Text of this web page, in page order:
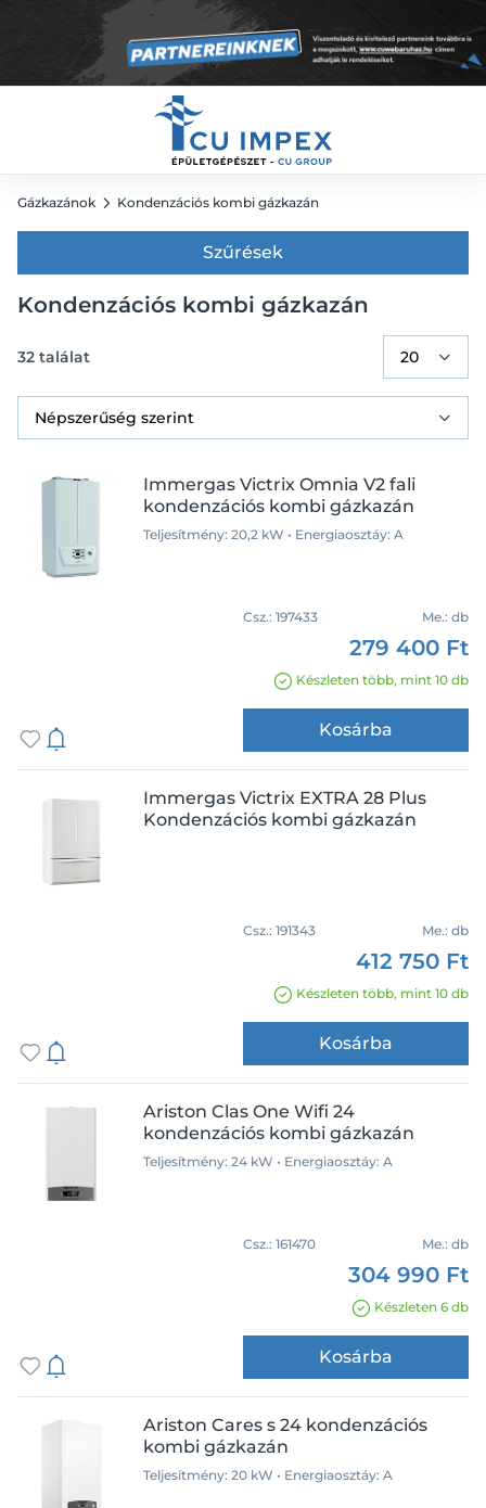
Gázkazánok Kondenzációs kombi gázkazán
Kondenzációs kombi gázkazán
32 találat
Immergas Victrix Omnia V2 fali
kondenzációs kombi gázkazán
Teljesítmény: 20,2 kW • Energiaosztáy: A
Csz.: 197433 Me.: db
279 400 Ft
Készleten több, mint 10 db
Kosárba
Immergas Victrix EXTRA 28 Plus
Kondenzációs kombi gázkazán
Csz.: 191343 Me.: db
412 750 Ft
Készleten több, mint 10 db
Kosárba
Ariston Clas One Wifi 24
kondenzációs kombi gázkazán
Teljesítmény: 24 kW • Energiaosztáy: A
Csz.: 161470 Me.: db
304 990 Ft
Készleten 6 db
Kosárba
Ariston Cares s 24 kondenzációs
kombi gázkazán
Teljesítmény: 20 kW • Energiaosztáy: A
Szűrések